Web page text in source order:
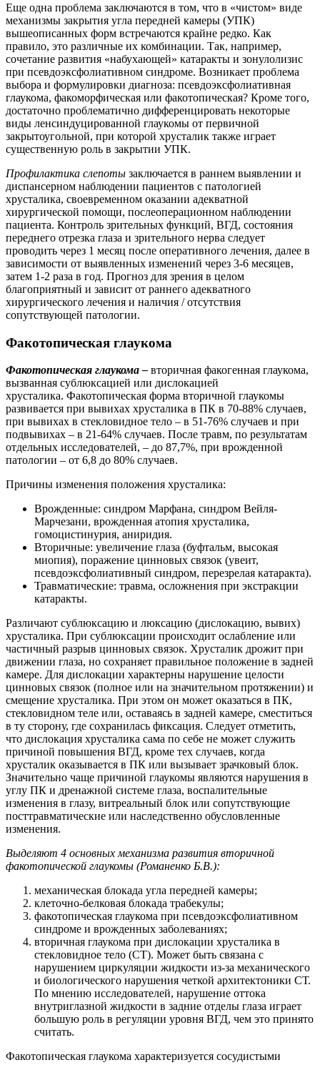
Еще одна проблема заключаются в том, что в «чистом» виде
механизмы закрытия угла передней камеры (УПК)
вышеописанных форм встречаются крайне редко. Как
правило, это различные их комбинации. Так, например,
сочетание развития «набухающей» катаракты и зонулолизис
при псевдоэксфолиативном синдроме. Возникает проблема
выбора и формулировки диагноза: псевдоэксфолиативная
глаукома, факоморфическая или факотопическая? Кроме того,
достаточно проблематично дифференцировать некоторые
виды ленсиндуцированной глаукомы от первичной
закрытоугольной, при которой хрусталик также играет
существенную роль в закрытии УПК.
Профилактика слепоты заключается в раннем выявлении и
диспансерном наблюдении пациентов с патологией
хрусталика, своевременном оказании адекватной
хирургической помощи, послеоперационном наблюдении
пациента. Контроль зрительных функций, ВГД, состояния
переднего отрезка глаза и зрительного нерва следует
проводить через 1 месяц после оперативного лечения, далее в
зависимости от выявленных изменений через 3-6 месяцев,
затем 1-2 раза в год. Прогноз для зрения в целом
благоприятный и зависит от раннего адекватного
хирургического лечения и наличия / отсутствия
сопутствующей патологии.
Факотопическая глаукома
Факотопическая глаукома – вторичная факогенная глаукома,
вызванная сублюксацией или дислокацией
хрусталика. Факотопическая форма вторичной глаукомы
развивается при вывихах хрусталика в ПК в 70-88% случаев,
при вывихах в стекловидное тело – в 51-76% случаев и при
подвывихах – в 21-64% случаев. После травм, по результатам
отдельных исследователей, – до 87,7%, при врожденной
патологии – от 6,8 до 80% случаев.
Причины изменения положения хрусталика:
Врожденные: синдром Марфана, синдром Вейля-
Марчезани, врожденная атопия хрусталика,
гомоцистинурия, аниридия.
Вторичные: увеличение глаза (буфтальм, высокая
миопия), поражение цинновых связок (увеит,
псевдоэксфолиативный синдром, перезрелая катаракта).
Травматические: травма, осложнения при экстракции
катаракты.
Различают сублюксацию и люксацию (дислокацию, вывих)
хрусталика. При сублюксации происходит ослабление или
частичный разрыв цинновых связок. Хрусталик дрожит при
движении глаза, но сохраняет правильное положение в задней
камере. Для дислокации характерны нарушение целости
цинновых связок (полное или на значительном протяжении) и
смещение хрусталика. При этом он может оказаться в ПК,
стекловидном теле или, оставаясь в задней камере, сместиться
в ту сторону, где сохранилась фиксация. Следует отметить,
что дислокация хрусталика сама по себе не может служить
причиной повышения ВГД, кроме тех случаев, когда
хрусталик оказывается в ПК или вызывает зрачковый блок.
Значительно чаще причиной глаукомы являются нарушения в
углу ПК и дренажной системе глаза, воспалительные
изменения в глазу, витреальный блок или сопутствующие
посттравматические или наследственно обусловленные
изменения.
Выделяют 4 основных механизма развития вторичной
факотопической глаукомы (Романенко Б.В.):
механическая блокада угла передней камеры;
клеточно-белковая блокада трабекулы;
факотопическая глаукома при псевдоэксфолиативном
синдроме и врожденных заболеваниях;
вторичная глаукома при дислокации хрусталика в
стекловидное тело (СТ). Может быть связана с
нарушением циркуляции жидкости из-за механического
и биологического нарушения четкой архитектоники СТ.
По мнению исследователей, нарушение оттока
внутриглазной жидкости в задние отделы глаза играет
большую роль в регуляции уровня ВГД, чем это принято
считать.
Факотопическая глаукома характеризуется сосудистыми